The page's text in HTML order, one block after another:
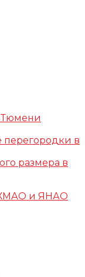
Тюмени
в
размера в
ХМАО и ЯНАО